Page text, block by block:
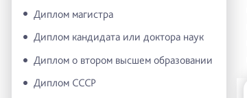
Диплом магистра
Диплом кандидата или доктора наук
Диплом о втором высшем образовании
Диплом СССР